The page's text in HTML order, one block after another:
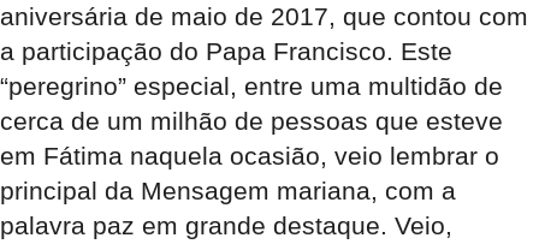
aniversária de maio de 2017, que contou com
a participação do Papa Francisco. Este
“peregrino” especial, entre uma multidão de
cerca de um milhão de pessoas que esteve
em Fátima naquela ocasião, veio lembrar o
principal da Mensagem mariana, com a
palavra paz em grande destaque. Veio,